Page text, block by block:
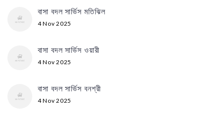
বাসা বদল সার্ভিস মতিঝিল
4 Nov 2025
বাসা বদল সার্ভিস ওয়ারী
4 Nov 2025
বাসা বদল সার্ভিস বনশ্রী
4 Nov 2025